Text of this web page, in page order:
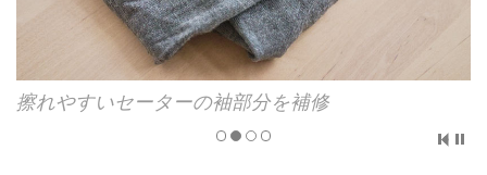
擦れやすいセーターの袖部分を補修